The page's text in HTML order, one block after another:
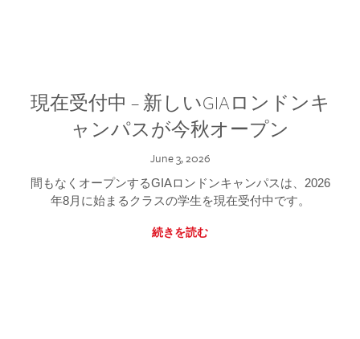
現在受付中 – 新しいGIAロンドンキ
ャンパスが今秋オープン
June 3, 2026
間もなくオープンするGIAロンドンキャンパスは、2026
年8月に始まるクラスの学生を現在受付中です。
続きを読む